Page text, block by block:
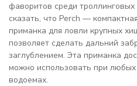
фаворитов среди
сказать, что Perch —
приманка для ловли крупных
позволяет сделать дальний
заглублением. Эта приманка
можно использовать при
водоемах.